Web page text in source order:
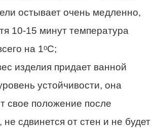
остывает очень медленно,
10-15 минут температура
на 1ᵒС;
изделия придает ванной
устойчивости, она
свое положение после
не сдвинется от стен и не будет